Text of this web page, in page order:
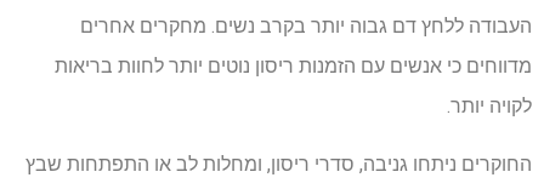
העבודה ללחץ דם גבוה יותר בקרב נשים. מחקרים אחרים
מדווחים כי אנשים עם הזמנות ריסון נוטים יותר לחוות בריאות
לקויה יותר.
החוקרים ניתחו גניבה, סדרי ריסון, ומחלות לב או התפתחות שבץ